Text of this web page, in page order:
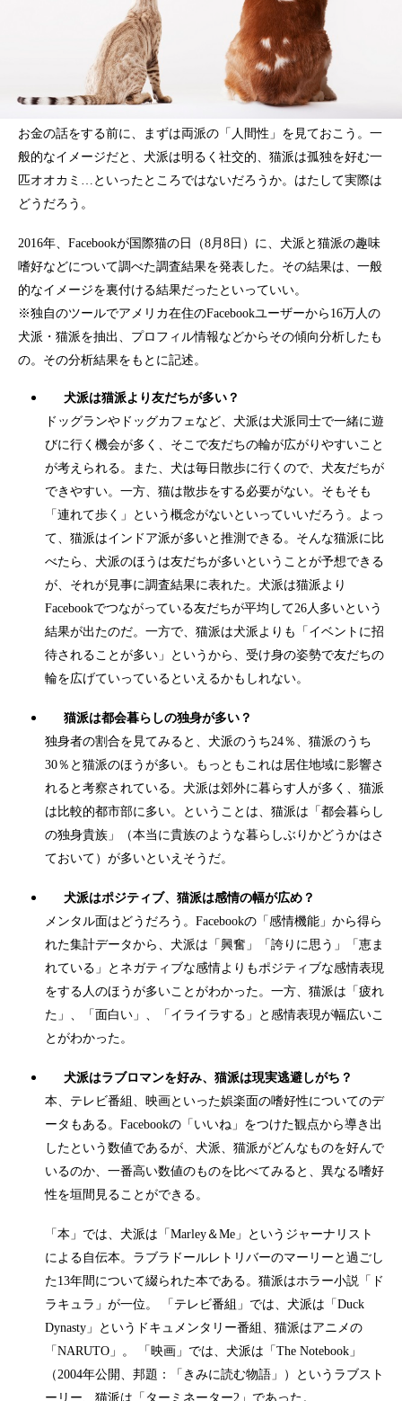
お金の話をする前に、まずは両派の「人間性」を見ておこう。一
般的なイメージだと、犬派は明るく社交的、猫派は孤独を好む一
匹オオカミ…といったところではないだろうか。はたして実際は
どうだろう。
2016年、Facebookが国際猫の日（8月8日）に、犬派と猫派の趣味
嗜好などについて調べた調査結果を発表した。その結果は、一般
的なイメージを裏付ける結果だったといっていい。
※独自のツールでアメリカ在住のFacebookユーザーから16万人の
犬派・猫派を抽出、プロフィル情報などからその傾向分析したも
の。その分析結果をもとに記述。
犬派は猫派より友だちが多い？
ドッグランやドッグカフェなど、犬派は犬派同士で一緒に遊
びに行く機会が多く、そこで友だちの輪が広がりやすいこと
が考えられる。また、犬は毎日散歩に行くので、犬友だちが
できやすい。一方、猫は散歩をする必要がない。そもそも
「連れて歩く」という概念がないといっていいだろう。よっ
て、猫派はインドア派が多いと推測できる。そんな猫派に比
べたら、犬派のほうは友だちが多いということが予想できる
が、それが見事に調査結果に表れた。犬派は猫派より
Facebookでつながっている友だちが平均して26人多いという
結果が出たのだ。一方で、猫派は犬派よりも「イベントに招
待されることが多い」というから、受け身の姿勢で友だちの
輪を広げていっているといえるかもしれない。
猫派は都会暮らしの独身が多い？
独身者の割合を見てみると、犬派のうち24％、猫派のうち
30％と猫派のほうが多い。もっともこれは居住地域に影響さ
れると考察されている。犬派は郊外に暮らす人が多く、猫派
は比較的都市部に多い。ということは、猫派は「都会暮らし
の独身貴族」（本当に貴族のような暮らしぶりかどうかはさ
ておいて）が多いといえそうだ。
犬派はポジティブ、猫派は感情の幅が広め？
メンタル面はどうだろう。Facebookの「感情機能」から得ら
れた集計データから、犬派は「興奮」「誇りに思う」「恵ま
れている」とネガティブな感情よりもポジティブな感情表現
をする人のほうが多いことがわかった。一方、猫派は「疲れ
た」、「面白い」、「イライラする」と感情表現が幅広いこ
とがわかった。
犬派はラブロマンを好み、猫派は現実逃避しがち？
本、テレビ番組、映画といった娯楽面の嗜好性についてのデ
ータもある。Facebookの「いいね」をつけた観点から導き出
したという数値であるが、犬派、猫派がどんなものを好んで
いるのか、一番高い数値のものを比べてみると、異なる嗜好
性を垣間見ることができる。
「本」では、犬派は「Marley＆Me」というジャーナリスト
による自伝本。ラブラドールレトリバーのマーリーと過ごし
た13年間について綴られた本である。猫派はホラー小説「ド
ラキュラ」が一位。 「テレビ番組」では、犬派は「Duck
Dynasty」というドキュメンタリー番組、猫派はアニメの
「NARUTO」。 「映画」では、犬派は「The Notebook」
（2004年公開、邦題：「きみに読む物語」）というラブスト
ーリー、猫派は「ターミネーター2」であった。